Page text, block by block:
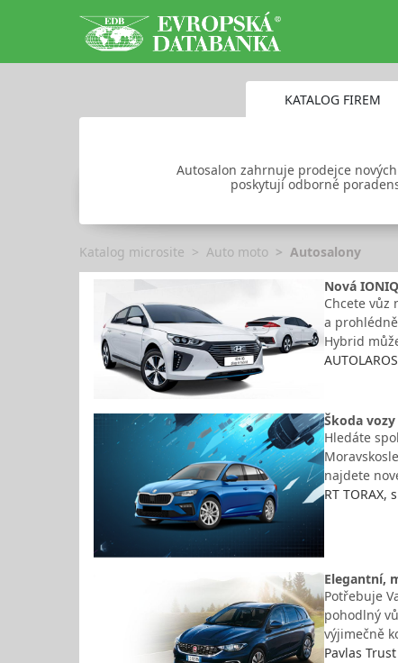
KATALOG FIREM
Autosalon zahrnuje prodejce
poskytují odborné
Katalog microsite Auto moto Autosalony
Nová
Chcete vůz
a
Hybrid
Škoda
Hledáte
najdete
RT TORAX,
Elegantní,
Potřebuje
pohodlný
výjimečně
Pavlas